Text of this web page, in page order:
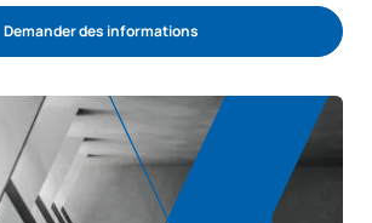
Demander des informations